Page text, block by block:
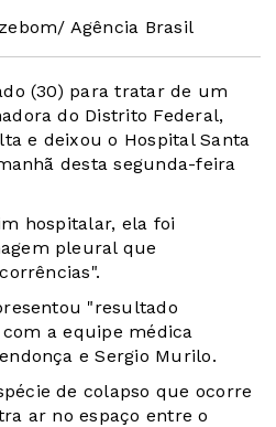
Agência Brasil
(30) para tratar de um
do Distrito Federal,
e deixou o Hospital Santa
desta segunda-feira
hospitalar, ela foi
pleural que
"resultado
a equipe médica
e Sergio Murilo.
de colapso que ocorre
ar no espaço entre o